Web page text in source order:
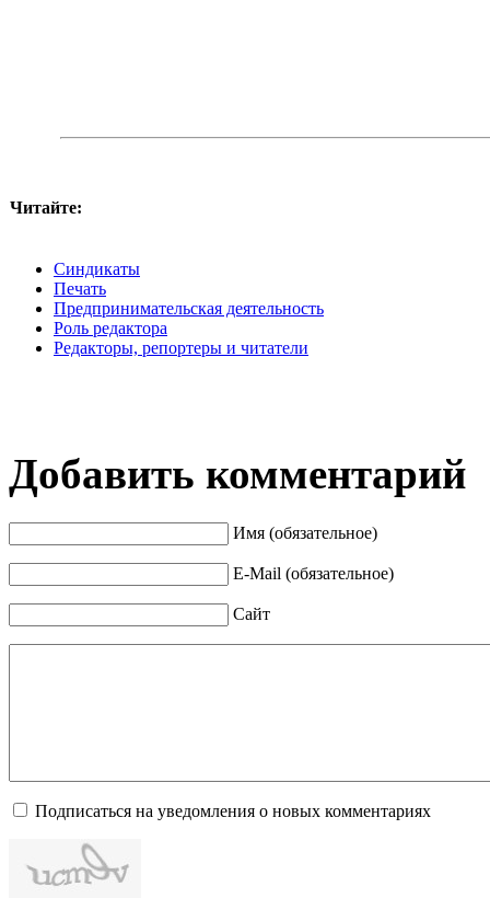
Читайте:
Синдикаты
Печать
Предпринимательская деятельность
Роль редактора
Редакторы, репортеры и читатели
Добавить комментарий
Имя (обязательное)
E-Mail (обязательное)
Сайт
Подписаться на уведомления о новых комментариях